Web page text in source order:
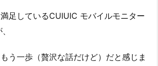
足しているCUIUIC モバイルモニター
う一歩（贅沢な話だけど）だと感じま